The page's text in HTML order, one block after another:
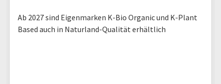
Ab 2027 sind Eigenmarken K-Bio Organic und K-Plant
Based auch in Naturland-Qualität erhältlich